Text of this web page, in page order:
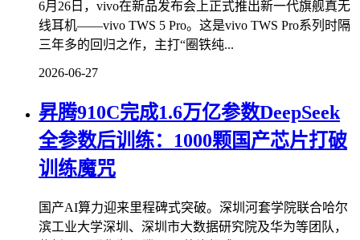
6月26日，vivo在新品发布会上正式推出新一代旗舰真无
线耳机——vivo TWS 5 Pro。这是vivo TWS Pro系列时隔
三年多的回归之作，主打“圈铁纯...
2026-06-27
昇腾910C完成1.6万亿参数DeepSeek
全参数后训练：1000颗国产芯片打破
训练魔咒
国产AI算力迎来里程碑式突破。深圳河套学院联合哈尔
滨工业大学深圳、深圳市大数据研究院及华为等团队，